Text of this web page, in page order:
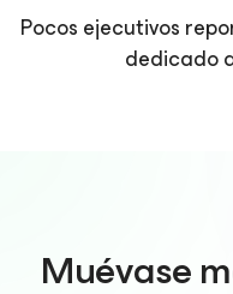
Pocos ejecutivos
dedicado
Muévase